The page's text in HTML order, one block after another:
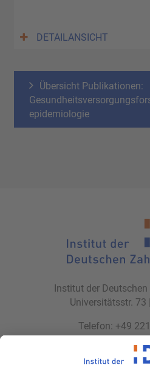
DETAILANSICHT
Übersicht Publikationen:
epidemiologie
Institut der
Universitätsstr. 73
Telefon: +49
E-Mail: